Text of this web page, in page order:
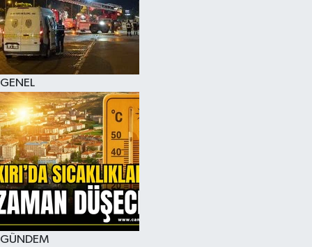
GENEL
GÜNDEM
KÜLTÜR SANAT
MAGAZİN
SAĞLIK
SİYASET
SPOR
TEKNOLOJİ
VİZYONDAKİLER